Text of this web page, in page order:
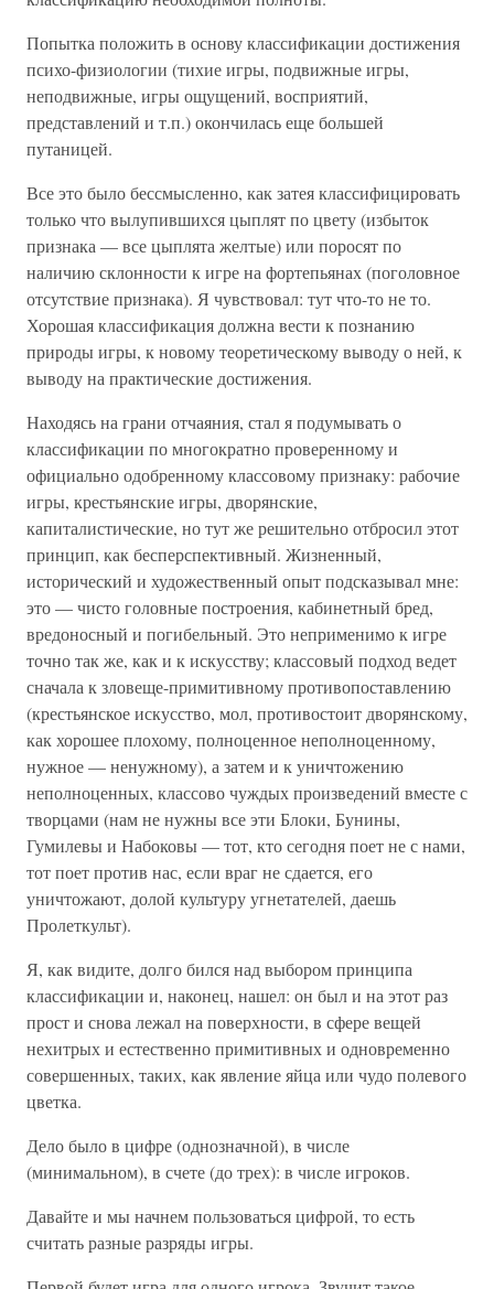
Попытка положить в основу классификации достижения
психо-физиологии (тихие игры, подвижные игры,
неподвижные, игры ощущений, восприятий,
представлений и т.п.) окончилась еще большей
путаницей.
Все это было бессмысленно, как затея классифицировать
только что вылупившихся цыплят по цвету (избыток
признака — все цыплята желтые) или поросят по
наличию склонности к игре на фортепьянах (поголовное
отсутствие признака). Я чувствовал: тут что-то не то.
Хорошая классификация должна вести к познанию
природы игры, к новому теоретическому выводу о ней, к
выводу на практические достижения.
Находясь на грани отчаяния, стал я подумывать о
классификации по многократно проверенному и
официально одобренному классовому признаку: рабочие
игры, крестьянские игры, дворянские,
капиталистические, но тут же решительно отбросил этот
принцип, как бесперспективный. Жизненный,
исторический и художественный опыт подсказывал мне:
это — чисто головные построения, кабинетный бред,
вредоносный и погибельный. Это неприменимо к игре
точно так же, как и к искусству; классовый подход ведет
сначала к зловеще-примитивному противопоставлению
(крестьянское искусство, мол, противостоит дворянскому,
как хорошее плохому, полноценное неполноценному,
нужное — ненужному), а затем и к уничтожению
неполноценных, классово чуждых произведений вместе с
творцами (нам не нужны все эти Блоки, Бунины,
Гумилевы и Набоковы — тот, кто сегодня поет не с нами,
тот поет против нас, если враг не сдается, его
уничтожают, долой культуру угнетателей, даешь
Пролеткульт).
Я, как видите, долго бился над выбором принципа
классификации и, наконец, нашел: он был и на этот раз
прост и снова лежал на поверхности, в сфере вещей
нехитрых и естественно примитивных и одновременно
совершенных, таких, как явление яйца или чудо полевого
цветка.
Дело было в цифре (однозначной), в числе
(минимальном), в счете (до трех): в числе игроков.
Давайте и мы начнем пользоваться цифрой, то есть
считать разные разряды игры.